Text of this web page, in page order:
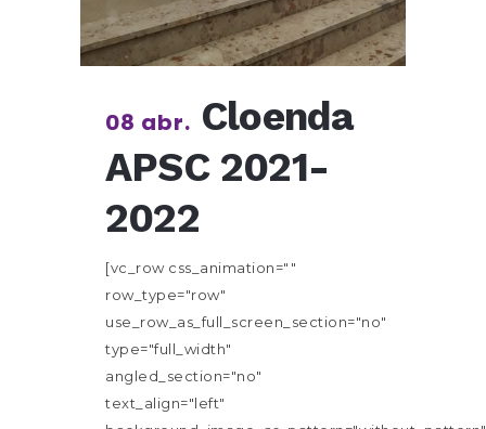
08 abr. Cloenda
APSC 2021-
2022
[vc_row css_animation=""
row_type="row"
use_row_as_full_screen_section="no"
type="full_width"
angled_section="no"
text_align="left"